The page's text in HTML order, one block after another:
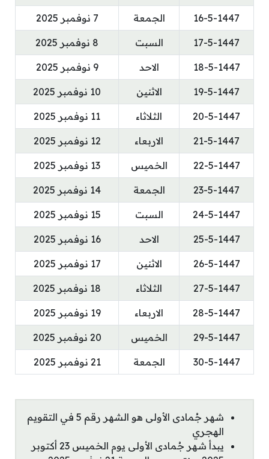
16-5-1447 الجمعة 7 نوفمبر 2025
17-5-1447 السبت 8 نوفمبر 2025
18-5-1447 الاحد 9 نوفمبر 2025
19-5-1447 الاثنين 10 نوفمبر 2025
20-5-1447 الثلاثاء 11 نوفمبر 2025
21-5-1447 الاربعاء 12 نوفمبر 2025
22-5-1447 الخميس 13 نوفمبر 2025
23-5-1447 الجمعة 14 نوفمبر 2025
24-5-1447 السبت 15 نوفمبر 2025
25-5-1447 الاحد 16 نوفمبر 2025
26-5-1447 الاثنين 17 نوفمبر 2025
27-5-1447 الثلاثاء 18 نوفمبر 2025
28-5-1447 الاربعاء 19 نوفمبر 2025
29-5-1447 الخميس 20 نوفمبر 2025
30-5-1447 الجمعة 21 نوفمبر 2025
شهر جُمادى الأولى هو الشهر رقم 5 في التقويم
الهجري
يبدأ شهر جُمادى الأولى يوم الخميس 23 أكتوبر